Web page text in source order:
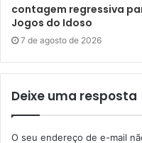
“Esta é uma ação
esse espaço à
das equipes de limpeza,
recorrentes atividades
crimes e contribuir para a
contagem regressiva
Jogos do Idoso
7 de agosto de 2026
Deixe uma resposta
O seu endereço de e-mail